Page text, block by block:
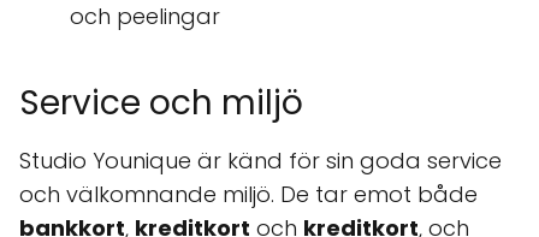
och peelingar
Service och miljö
Studio Younique är känd för sin goda service
och välkomnande miljö. De tar emot både
bankkort, kreditkort och kreditkort, och